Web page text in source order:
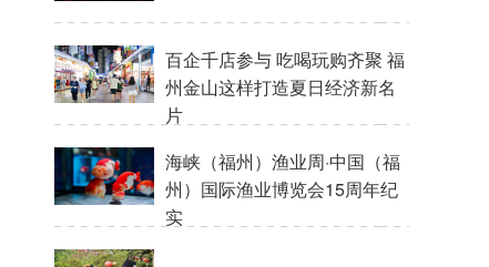
百企千店参与 吃喝玩购齐聚 福
州金山这样打造夏日经济新名
片
海峡（福州）渔业周·中国（福
州）国际渔业博览会15周年纪
实